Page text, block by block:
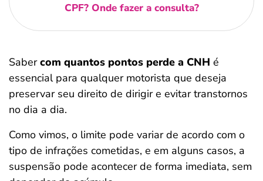
CPF? Onde fazer a consulta?
Sabercom quantos pontos perde a CNH é
essencial para qualquer motorista que deseja
preservar seu direito de dirigir e evitar transtornos
no dia a dia.
Como vimos, o limite pode variar de acordo com o
tipo de infrações cometidas, e em alguns casos, a
suspensão pode acontecer de forma imediata, sem